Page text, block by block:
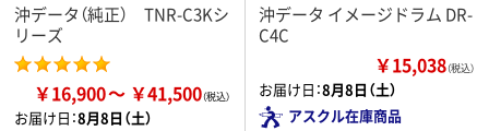
沖データ（純正） TNR-C3Kシ
リーズ
￥16,900 ￥41,500
お届け日：8月8日（土）
沖データ イメージドラム DR-
C4C
￥15,038（税込）
お届け日：8月8日（土）
アスクル在庫商品